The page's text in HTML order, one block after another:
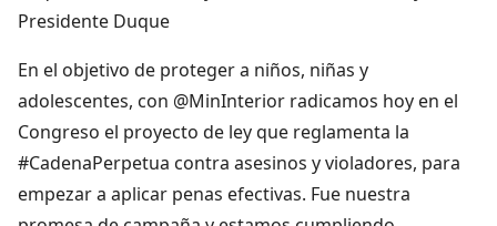
Presidente Duque
En el objetivo de proteger a niños, niñas y
adolescentes, con @MinInterior radicamos hoy en el
Congreso el proyecto de ley que reglamenta la
#CadenaPerpetua contra asesinos y violadores, para
empezar a aplicar penas efectivas. Fue nuestra